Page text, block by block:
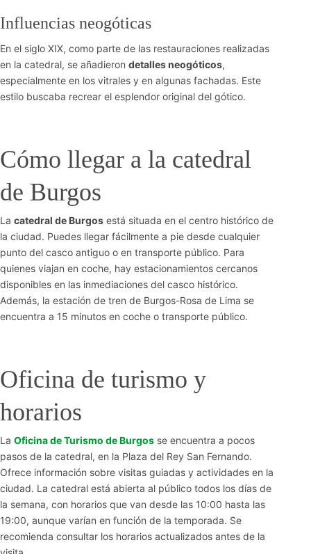
Influencias neogóticas
En el siglo XIX, como parte de las restauraciones realizadas
en la catedral, se añadieron detalles neogóticos,
especialmente en los vitrales y en algunas fachadas. Este
estilo buscaba recrear el esplendor original del gótico.
Cómo llegar a la catedral
de Burgos
La catedral de Burgos está situada en el centro histórico de
la ciudad. Puedes llegar fácilmente a pie desde cualquier
punto del casco antiguo o en transporte público. Para
quienes viajan en coche, hay estacionamientos cercanos
disponibles en las inmediaciones del casco histórico.
Además, la estación de tren de Burgos-Rosa de Lima se
encuentra a 15 minutos en coche o transporte público.
Oficina de turismo y
horarios
La Oficina de Turismo de Burgos se encuentra a pocos
pasos de la catedral, en la Plaza del Rey San Fernando.
Ofrece información sobre visitas guiadas y actividades en la
ciudad. La catedral está abierta al público todos los días de
la semana, con horarios que van desde las 10:00 hasta las
19:00, aunque varían en función de la temporada. Se
recomienda consultar los horarios actualizados antes de la